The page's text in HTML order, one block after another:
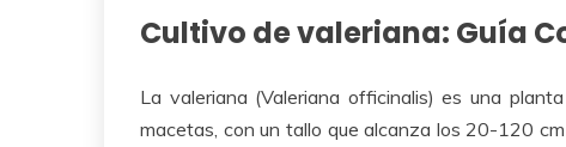
Cultivo de valeriana: Guía
La valeriana (Valeriana officinalis) es una
macetas, con un tallo que alcanza los 20-120